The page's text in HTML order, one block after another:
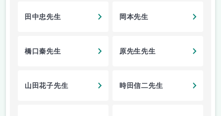
田中忠先生 岡本先生
橋口秦先生 原先生先生
山田花子先生 時田信二先生